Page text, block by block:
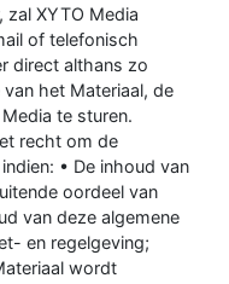
zal XYTO Media
of telefonisch
direct althans zo
het Materiaal, de
te sturen.
recht om de
• De inhoud van
oordeel van
van deze algemene
en regelgeving;
wordt